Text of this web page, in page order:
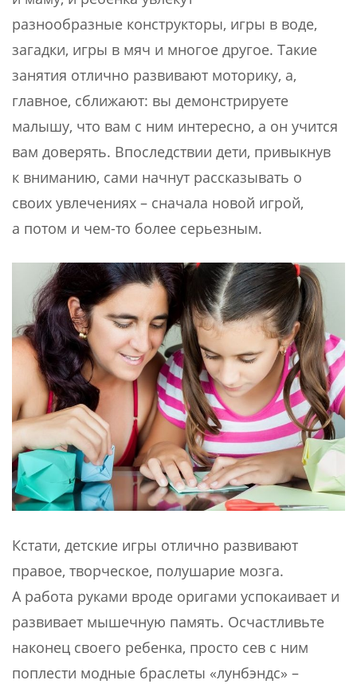
разнообразные конструкторы, игры в воде,
загадки, игры в мяч и многое другое. Такие
занятия отлично развивают моторику, а,
главное, сближают: вы демонстрируете
малышу, что вам с ним интересно, а он учится
вам доверять. Впоследствии дети, привыкнув
к вниманию, сами начнут рассказывать о
своих увлечениях – сначала новой игрой,
а потом и чем-то более серьезным.
Кстати, детские игры отлично развивают
правое, творческое, полушарие мозга.
А работа руками вроде оригами успокаивает и
развивает мышечную память. Осчастливьте
наконец своего ребенка, просто сев с ним
поплести модные браслеты «лунбэндс» –